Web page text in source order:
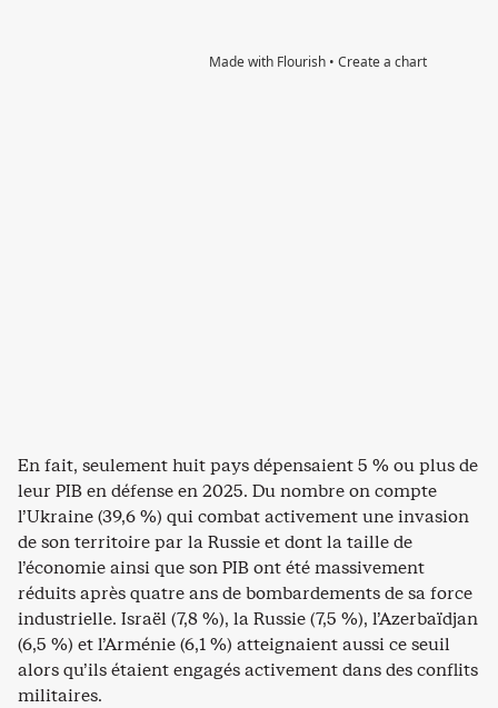
En fait, seulement huit pays dépensaient 5 % ou plus de
leur PIB en défense en 2025. Du nombre on compte
l’Ukraine (39,6 %) qui combat activement une invasion
de son territoire par la Russie et dont la taille de
l’économie ainsi que son PIB ont été massivement
réduits après quatre ans de bombardements de sa force
industrielle. Israël (7,8 %), la Russie (7,5 %), l’Azerbaïdjan
(6,5 %) et l’Arménie (6,1 %) atteignaient aussi ce seuil
alors qu’ils étaient engagés activement dans des conflits
militaires.